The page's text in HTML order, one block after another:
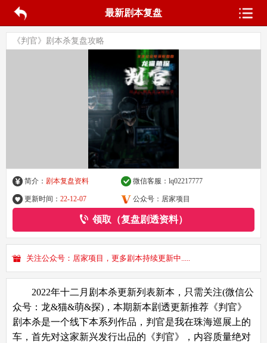
最新剧本复盘
《判官》剧本杀复盘攻略
简介： 剧本复盘资料 微信客服：lq02217777
更新时间： 22-12-07 公众号：居家项目
领取（复盘剧透资料）
关注公众号：居家项目，更多剧本持续更新中.....
2022年十二月剧本杀更新列表新本，只需关注(微信公
众号：龙&猫&萌&探)，本期新本剧透更新推荐《判官》
剧本杀是一个线下本系列作品，判官是我在珠海巡展上的
车，首先对这家新兴发行出品的《判官》，内容质量绝对